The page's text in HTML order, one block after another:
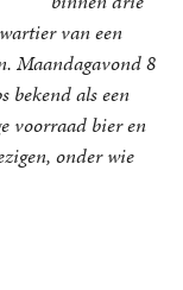
van een
Maandagavond 8
bekend als een
voorraad bier en
onder wie